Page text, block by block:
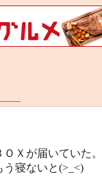
ＯＸが届いていた。
寝ないと(>_<)